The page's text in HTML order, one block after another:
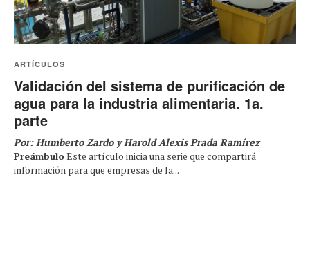
ARTÍCULOS
Validación del sistema de purificación de
agua para la industria alimentaria. 1a.
parte
Por: Humberto Zardo y Harold Alexis Prada Ramírez
PreámbuloEste artículo inicia una serie que compartirá
información para que empresas de la...